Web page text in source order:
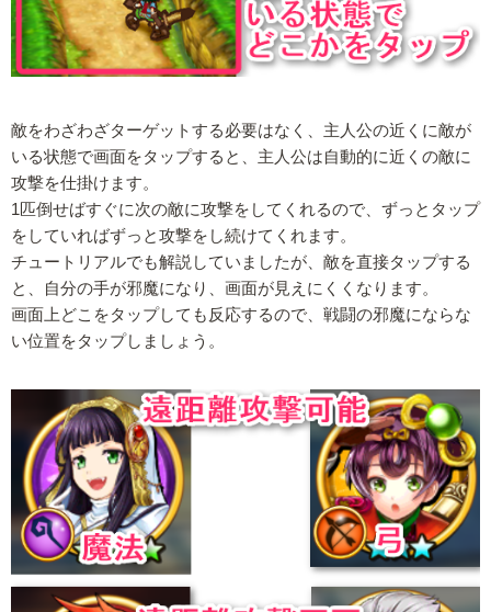
敵をわざわざターゲットする必要はなく、主人公の近くに敵が
いる状態で画面をタップすると、主人公は自動的に近くの敵に
攻撃を仕掛けます。
1匹倒せばすぐに次の敵に攻撃をしてくれるので、ずっとタップ
をしていればずっと攻撃をし続けてくれます。
チュートリアルでも解説していましたが、敵を直接タップする
と、自分の手が邪魔になり、画面が見えにくくなります。
画面上どこをタップしても反応するので、戦闘の邪魔にならな
い位置をタップしましょう。